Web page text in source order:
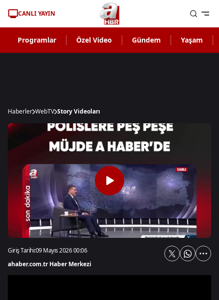
CANLI YAYIN
Programlar Özel Video Gündem Yaşam
Haberler WebTV Story Videoları
Giriş Tarihi:09 Mayıs 2026 00:06
ahaber.com.tr Haber Merkezi